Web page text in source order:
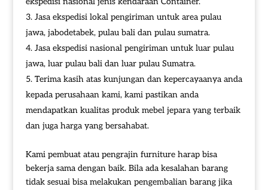
Jasa ekspedisi lokal pengiriman untuk area pulau
jawa, jabodetabek, pulau bali dan pulau sumatra.
Jasa ekspedisi nasional pengiriman untuk luar pulau
jawa, luar pulau bali dan luar pulau Sumatra.
Terima kasih atas kunjungan dan kepercayaanya anda
kepada perusahaan kami, kami pastikan anda
mendapatkan kualitas produk mebel jepara yang terbaik
dan juga harga yang bersahabat.
Kami pembuat atau pengrajin furniture harap bisa
bekerja sama dengan baik. Bila ada kesalahan barang
tidak sesuai bisa melakukan pengembalian barang jika